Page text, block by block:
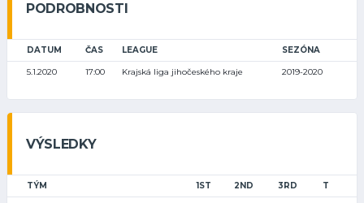
PODROBNOSTI
DATUM ČAS LEAGUE SEZÓNA
5.1.2020 17:00 Krajská liga jihočeského kraje 2019-2020
VÝSLEDKY
TÝM 1ST 2ND 3RD T